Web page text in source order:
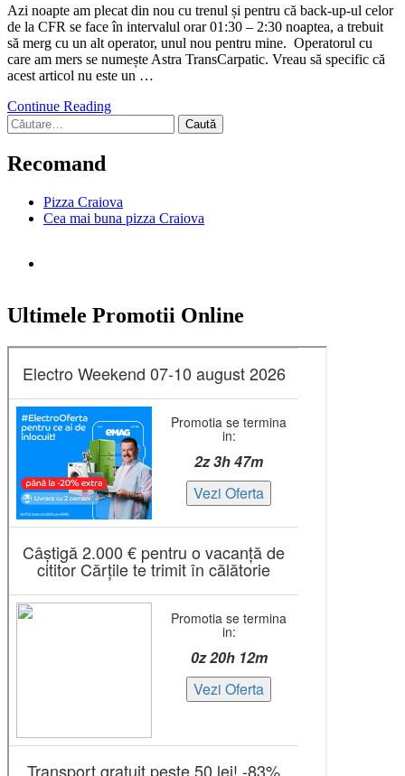
Azi noapte am plecat din nou cu trenul și pentru că back-up-ul celor
de la CFR se face în intervalul orar 01:30 – 2:30 noaptea, a trebuit
să merg cu un alt operator, unul nou pentru mine. Operatorul cu
care am mers se numește Astra TransCarpatic. Vreau să specific că
acest articol nu este un …
Continue Reading
Caută
după:
Recomand
Pizza Craiova
Cea mai buna pizza Craiova
Ultimele Promotii Online